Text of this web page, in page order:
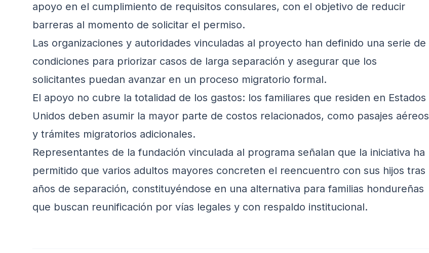
apoyo en el cumplimiento de requisitos consulares, con el objetivo de reducir
barreras al momento de solicitar el permiso.
Las organizaciones y autoridades vinculadas al proyecto han definido una serie de
condiciones para priorizar casos de larga separación y asegurar que los
solicitantes puedan avanzar en un proceso migratorio formal.
El apoyo no cubre la totalidad de los gastos: los familiares que residen en Estados
Unidos deben asumir la mayor parte de costos relacionados, como pasajes aéreos
y trámites migratorios adicionales.
Representantes de la fundación vinculada al programa señalan que la iniciativa ha
permitido que varios adultos mayores concreten el reencuentro con sus hijos tras
años de separación, constituyéndose en una alternativa para familias hondureñas
que buscan reunificación por vías legales y con respaldo institucional.